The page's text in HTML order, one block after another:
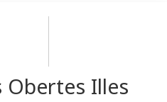
Obertes Illes